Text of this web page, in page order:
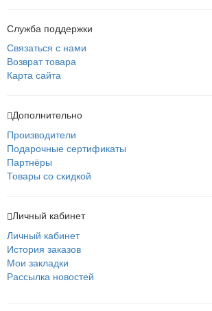
Служба поддержки
Связаться с нами
Возврат товара
Карта сайта
Дополнительно
Производители
Подарочные сертификаты
Партнёры
Товары со скидкой
Личный кабинет
Личный кабинет
История заказов
Мои закладки
Рассылка новостей